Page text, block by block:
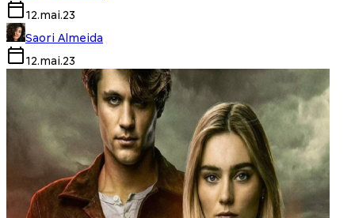
12.mai.23
Saori Almeida
12.mai.23